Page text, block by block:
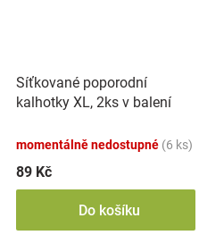
Síťkované poporodní
kalhotky XL, 2ks v balení
momentálně nedostupné (6 ks)
89 Kč
Do košíku